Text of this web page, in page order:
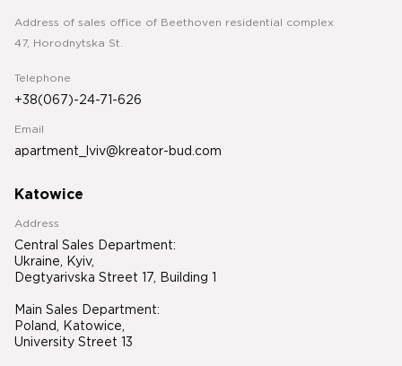
Address of sales office of Beethoven residential complex
47, Horodnytska St.
Telephone
+38(067)-24-71-626
Email
apartment_lviv@kreator-bud.com
Katowice
Address
Central Sales Department:
Ukraine, Kyiv,
Degtyarivska Street 17, Building 1
Main Sales Department:
Poland, Katowice,
University Street 13